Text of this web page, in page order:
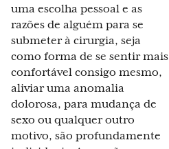
uma escolha pessoal e as
razões de alguém para se
submeter à cirurgia, seja
como forma de se sentir mais
confortável consigo mesmo,
aliviar uma anomalia
dolorosa, para mudança de
sexo ou qualquer outro
motivo, são profundamente